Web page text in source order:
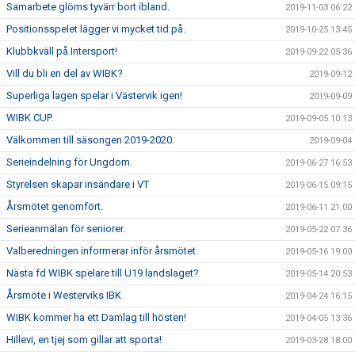
Samarbete glöms tyvärr bort ibland. 2019-11-03 06:22
Positionsspelet lägger vi mycket tid på. 2019-10-25 13:45
Klubbkväll på Intersport! 2019-09-22 05:36
Vill du bli en del av WIBK? 2019-09-12
Superliga lagen spelar i Västervik igen! 2019-09-09
WIBK CUP. 2019-09-05 10:13
Välkommen till säsongen 2019-2020. 2019-09-04
Serieindelning för Ungdom. 2019-06-27 16:53
Styrelsen skapar insändare i VT 2019-06-15 09:15
Årsmötet genomfört. 2019-06-11 21:00
Serieanmälan för seniorer. 2019-05-22 07:36
Valberedningen informerar inför årsmötet. 2019-05-16 19:00
Nästa fd WIBK spelare till U19 landslaget? 2019-05-14 20:53
Årsmöte i Westerviks IBK 2019-04-24 16:15
WIBK kommer ha ett Damlag till hösten! 2019-04-05 13:36
Hillevi, en tjej som gillar att sporta! 2019-03-28 18:00